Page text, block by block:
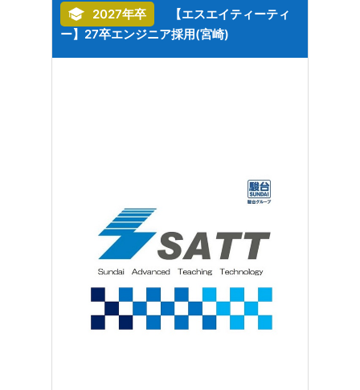
2027年卒
【エスエイティーティ
ー】27卒エンジニア採用(宮崎)